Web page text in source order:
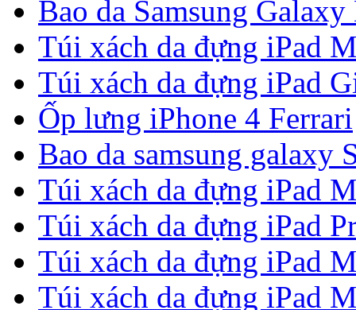
Bao da Samsung
Túi xách da đựng iPad
Túi xách da đựng iPad
Ốp lưng iPhone 4 Ferrari
Bao da samsung galaxy
Túi xách da đựng iPad
Túi xách da đựng iPad
Túi xách da đựng iPad
Túi xách da đựng iPad